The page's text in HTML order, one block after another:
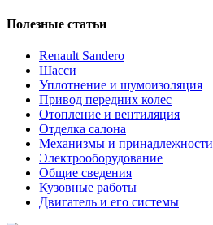
Полезные статьи
Renault Sandero
Шасси
Уплотнение и шумоизоляция
Привод передних колес
Отопление и вентиляция
Отделка салона
Механизмы и принадлежности
Электрооборудование
Общие сведения
Кузовные работы
Двигатель и его системы